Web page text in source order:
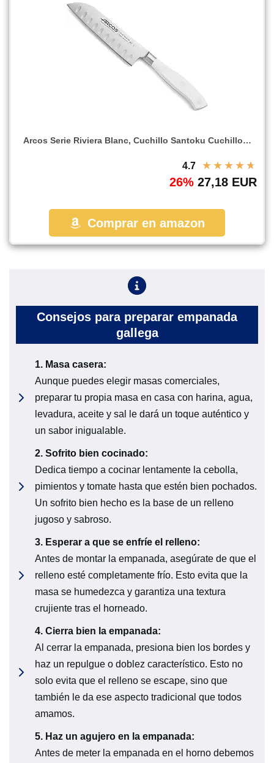
Arcos Serie Riviera Blanc, Cuchillo Santoku Cuchillo…
4.7 ★ ★ ★ ★ ★
26% 27,18 EUR
Comprar en amazon
Consejos para preparar empanada
gallega
1. Masa casera:
Aunque puedes elegir masas comerciales,
preparar tu propia masa en casa con harina, agua,
levadura, aceite y sal le dará un toque auténtico y
un sabor inigualable.
2. Sofrito bien cocinado:
Dedica tiempo a cocinar lentamente la cebolla,
pimientos y tomate hasta que estén bien pochados.
Un sofrito bien hecho es la base de un relleno
jugoso y sabroso.
3. Esperar a que se enfríe el relleno:
Antes de montar la empanada, asegúrate de que el
relleno esté completamente frío. Esto evita que la
masa se humedezca y garantiza una textura
crujiente tras el horneado.
4. Cierra bien la empanada:
Al cerrar la empanada, presiona bien los bordes y
haz un repulgue o doblez característico. Esto no
solo evita que el relleno se escape, sino que
también le da ese aspecto tradicional que todos
amamos.
5. Haz un agujero en la empanada:
Antes de meter la empanada en el horno debemos